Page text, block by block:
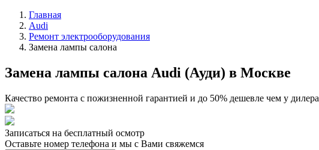
Главная
Audi
Ремонт электрооборудования
Замена лампы салона
Замена лампы салона Audi (Ауди) в Москве
Качество ремонта с пожизненной гарантией и до 50% дешевле чем у дилера
Записаться на бесплатный осмотр
Оставьте номер телефона и мы с Вами свяжемся